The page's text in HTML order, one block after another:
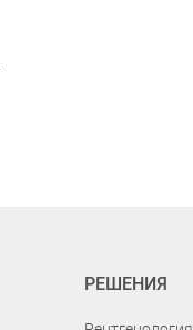
РЕШЕНИЯ